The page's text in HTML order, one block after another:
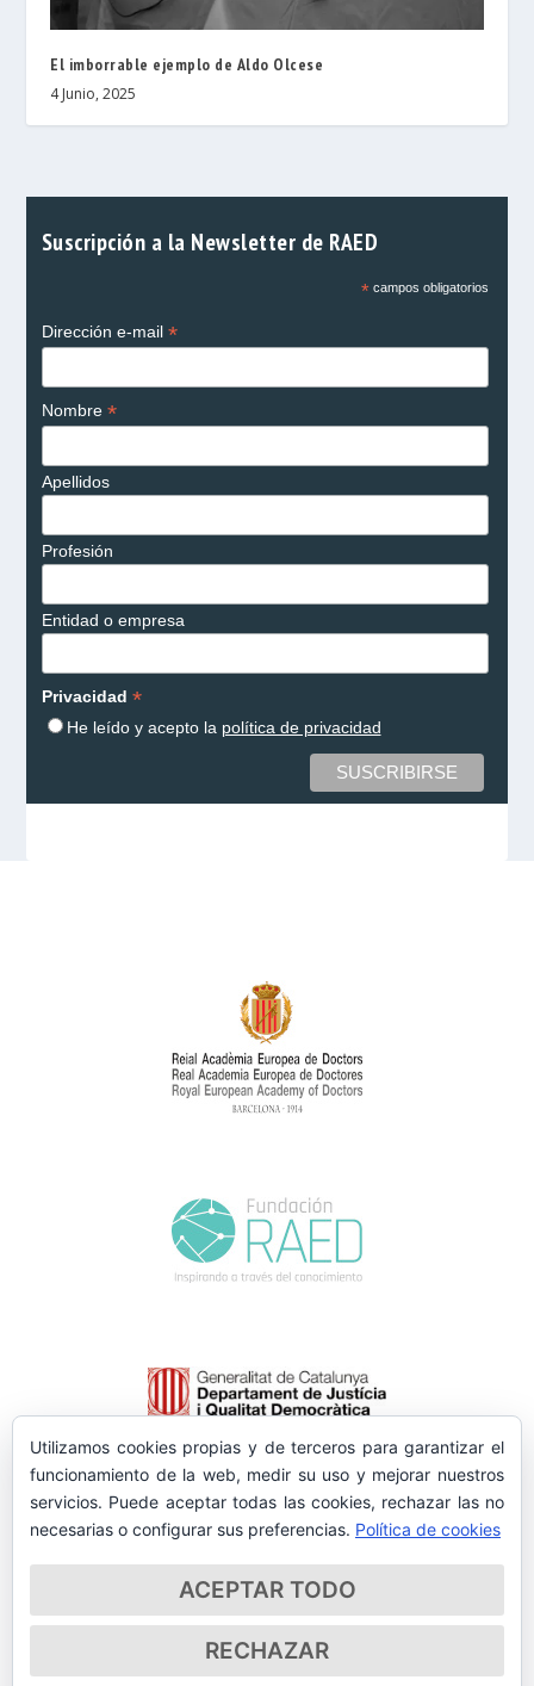
El imborrable ejemplo de Aldo Olcese
4 Junio, 2025
Suscripción a la Newsletter de RAED
*campos obligatorios
Dirección e-mail *
Nombre *
Apellidos
Profesión
Entidad o empresa
Privacidad *
He leído y acepto la política de privacidad
Utilizamos cookies propias y de terceros para garantizar el
funcionamiento de la web, medir su uso y mejorar nuestros
servicios. Puede aceptar todas las cookies, rechazar las no
necesarias o configurar sus preferencias. Política de cookies
ACEPTAR TODO
RECHAZAR